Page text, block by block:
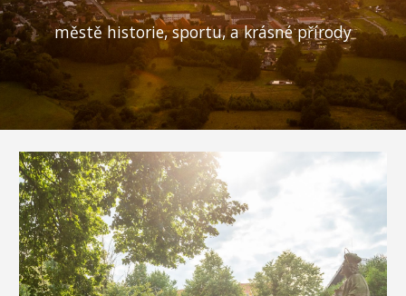
městě historie, sportu, a krásné přírody